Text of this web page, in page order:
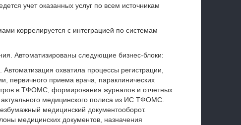
учет оказанных услуг по всем источникам
коррелируется с интеграцией по системам
Автоматизированы следующие бизнес-блоки:
. Автоматизация охватила процессы регистрации,
первичного приема врача, параклинических
в ТФОМС, формирования журналов и отчетных
медицинского полиса из ИС ТФОМС.
медицинский документооборот.
медицинских документов, назначения